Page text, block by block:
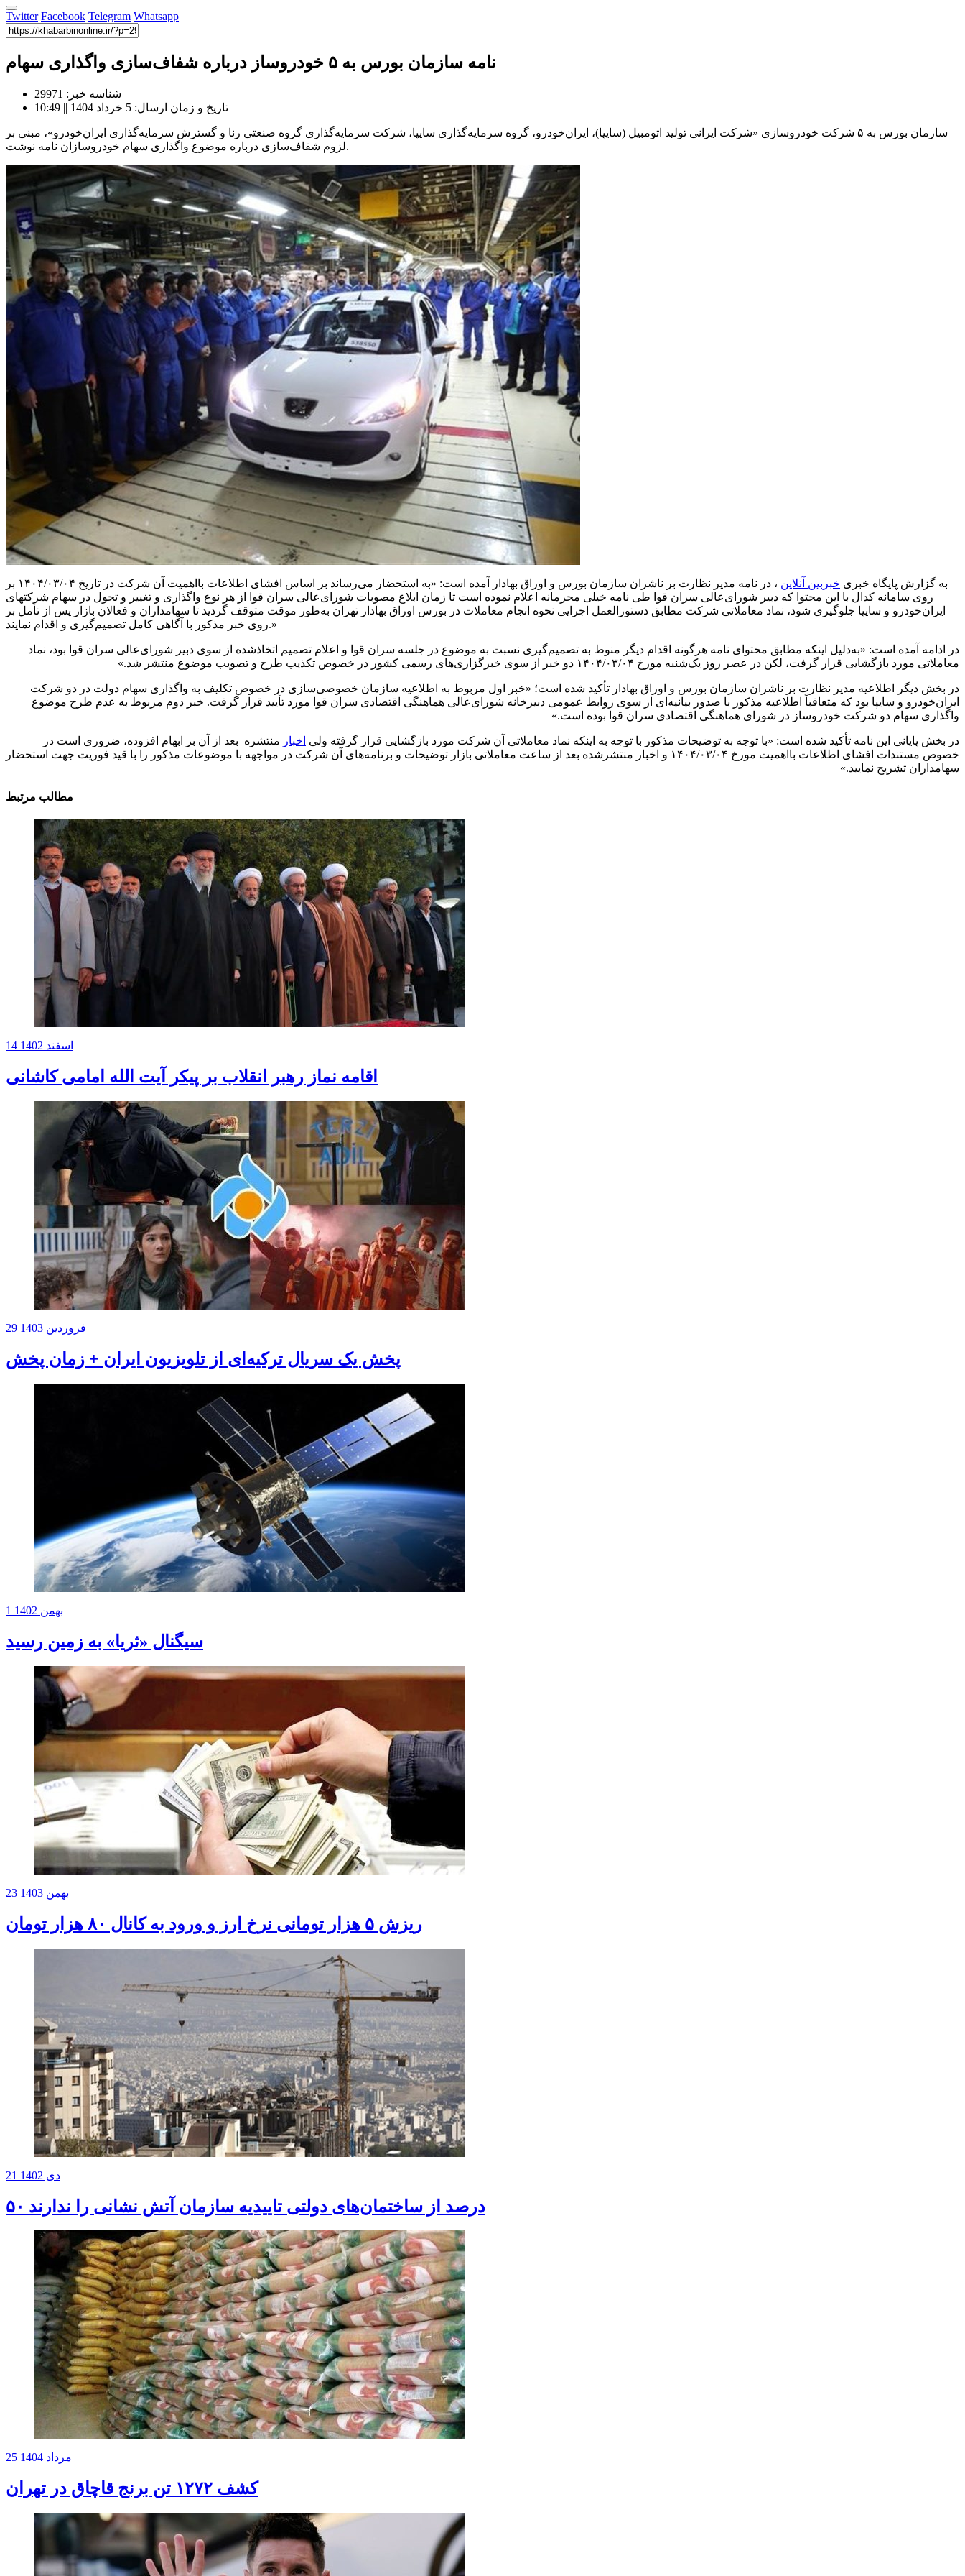
Twitter Facebook Telegram Whatsapp
نامه سازمان بورس به ۵ خودروساز درباره شفاف‌سازی واگذاری سهام
شناسه خبر: 29971
تاریخ و زمان ارسال: 5 خرداد 1404 || 10:49
سازمان بورس به ۵ شرکت خودروسازی «شرکت ایرانی تولید اتومبیل (سایپا)، ایران‌خودرو، گروه سرمایه‌گذاری سایپا، شرکت سرمایه‌گذاری گروه صنعتی رنا و گسترش سرمایه‌گذاری ایران‌خودرو»، مبنی بر
لزوم شفاف‌سازی درباره موضوع واگذاری سهام خودروسازان نامه نوشت.
به گزارش پایگاه خبری خبربین آنلاین
، در نامه مدیر نظارت بر ناشران سازمان بورس و اوراق بهادار آمده است: «به استحضار می‌رساند بر اساس افشای اطلاعات بااهمیت آن شرکت در تاریخ ۱۴۰۴/۰۳/۰۴ بر
روی سامانه کدال با این محتوا که دبیر شورای‌عالی سران قوا طی نامه خیلی محرمانه اعلام نموده است تا زمان ابلاغ مصوبات شورای‌عالی سران قوا از هر نوع واگذاری و تغییر و تحول در سهام شرکتهای
ایران‌خودرو و سایپا جلوگیری شود، نماد معاملاتی شرکت مطابق دستورالعمل اجرایی نحوه انجام معاملات در بورس اوراق بهادار تهران به‌طور موقت متوقف گردید تا سهامداران و فعالان بازار پس از تأمل بر
روی خبر مذکور با آگاهی کامل تصمیم‌گیری و اقدام نمایند.»
در ادامه آمده است: «به‌دلیل اینکه مطابق محتوای نامه هرگونه اقدام دیگر منوط به تصمیم‌گیری نسبت به موضوع در جلسه سران قوا و اعلام تصمیم اتخاذشده از سوی دبیر شورای‌عالی سران قوا بود، نماد
معاملاتی مورد بازگشایی قرار گرفت، لکن در عصر روز یک‌شنبه مورخ ۱۴۰۴/۰۳/۰۴ دو خبر از سوی خبرگزاری‌های رسمی کشور در خصوص تکذیب طرح و تصویب موضوع منتشر شد.»
در بخش دیگر اطلاعیه مدیر نظارت بر ناشران سازمان بورس و اوراق بهادار تأکید شده است؛ «خبر اول مربوط به اطلاعیه سازمان خصوصی‌سازی در خصوص تکلیف به واگذاری سهام دولت در دو شرکت
ایران‌خودرو و سایپا بود که متعاقباً اطلاعیه مذکور با صدور بیانیه‌ای از سوی روابط عمومی دبیرخانه شورای‌عالی هماهنگی اقتصادی سران قوا مورد تأیید قرار گرفت. خبر دوم مربوط به عدم طرح موضوع
واگذاری سهام دو شرکت خودروساز در شورای هماهنگی اقتصادی سران قوا بوده است.»
در بخش پایانی این نامه تأکید شده است: «با توجه به توضیحات مذکور با توجه به اینکه نماد معاملاتی آن شرکت مورد بازگشایی قرار گرفته ولی اخبار منتشره بعد از آن بر ابهام افزوده، ضروری است در
خصوص مستندات افشای اطلاعات بااهمیت مورخ ۱۴۰۴/۰۳/۰۴ و اخبار منتشرشده بعد از ساعت معاملاتی بازار توضیحات و برنامه‌های آن شرکت در مواجهه با موضوعات مذکور را با قید فوریت جهت استحضار
سهامداران تشریح نمایید.»
مطالب مرتبط
14 اسفند 1402
اقامه نماز رهبر انقلاب بر پیکر آیت الله امامی کاشانی
29 فروردین 1403
پخش یک سریال ترکیه‌ای از تلویزیون ایران + زمان پخش
1 بهمن 1402
سیگنال «ثریا» به زمین رسید
23 بهمن 1403
ریزش ۵ هزار تومانی نرخ ارز و ورود به کانال ۸۰ هزار تومان
21 دی 1402
۵۰ درصد از ساختمان‌های دولتی تاییدیه سازمان آتش نشانی را ندارند
25 مرداد 1404
کشف ۱۲۷۲ تن برنج قاچاق در تهران